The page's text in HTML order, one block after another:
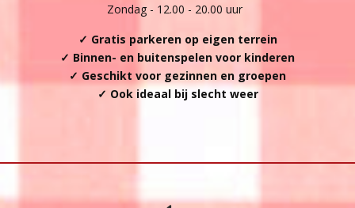
Zondag - 12.00 - 20.00 uur
✓ Gratis parkeren op eigen terrein
✓ Binnen- en buitenspelen voor kinderen
✓ Geschikt voor gezinnen en groepen
✓ Ook ideaal bij slecht weer